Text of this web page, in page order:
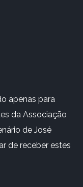
apenas para
da Associação
de José
de receber estes